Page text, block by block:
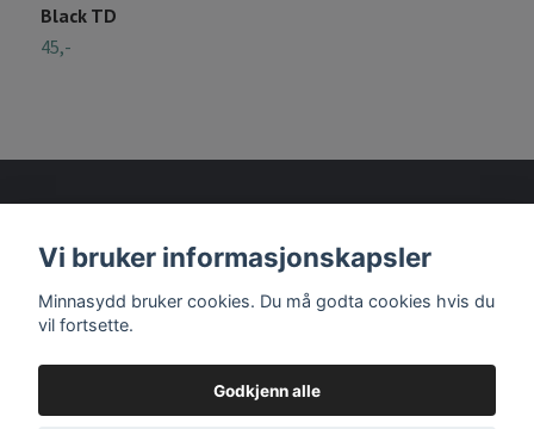
Black TD
45,-
Vi bruker informasjonskapsler
Minnasydd bruker cookies. Du må godta cookies hvis du
vil fortsette.
Godkjenn alle